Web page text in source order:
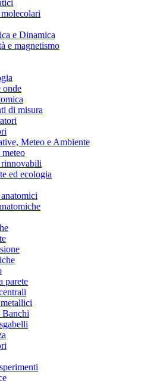
e Dinamica
e magnetismo
onde
di misura
Meteo e Ambiente
ed ecologia
parete
Banchi